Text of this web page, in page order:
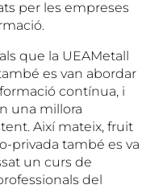
per les empreses
que la UEAMetall
es van abordar
contínua, i
una millora
Així mateix, fruit
privada també es va
un curs de
del